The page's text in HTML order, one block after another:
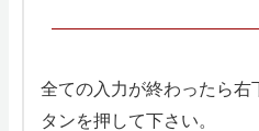
全ての入力が終わったら右
タンを押して下さい。